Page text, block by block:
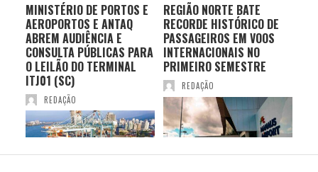
MINISTÉRIO DE PORTOS E
AEROPORTOS E ANTAQ
ABREM AUDIÊNCIA E
CONSULTA PÚBLICAS PARA
O LEILÃO DO TERMINAL
ITJ01 (SC)
REDAÇÃO
REGIÃO NORTE BATE
RECORDE HISTÓRICO DE
PASSAGEIROS EM VOOS
INTERNACIONAIS NO
PRIMEIRO SEMESTRE
REDAÇÃO